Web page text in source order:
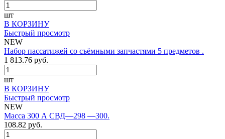
шт
В КОРЗИНУ
Быстрый просмотр
NEW
Набор пассатижей со съёмными запчастями 5 предметов .
1 813.76 руб.
шт
В КОРЗИНУ
Быстрый просмотр
NEW
Масса 300 А СВД—298 —300.
108.82 руб.